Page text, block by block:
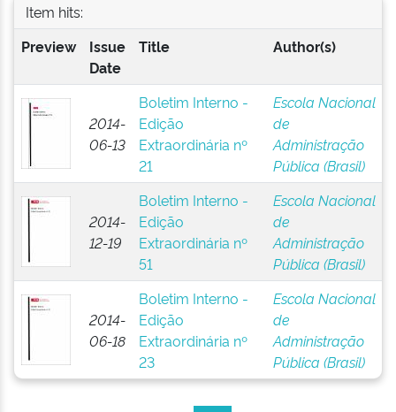
Item hits:
Preview
Issue
Date
Title Author(s)
2014-
06-13
Boletim Interno -
Edição
Extraordinária nº
21
Escola Nacional
de
Administração
Pública (Brasil)
2014-
12-19
Boletim Interno -
Edição
Extraordinária nº
51
Escola Nacional
de
Administração
Pública (Brasil)
2014-
06-18
Boletim Interno -
Edição
Extraordinária nº
23
Escola Nacional
de
Administração
Pública (Brasil)